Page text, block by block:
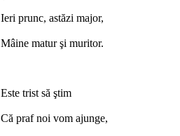
Ieri prunc, astăzi major,
Mâine matur şi muritor.
Este trist să ştim
Că praf noi vom ajunge,